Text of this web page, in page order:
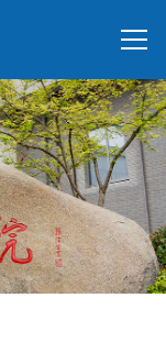
旧版回顾